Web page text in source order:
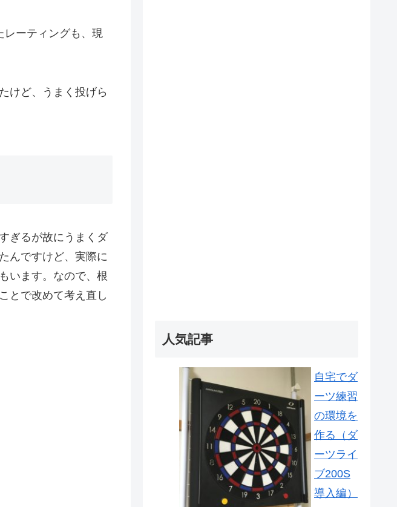
レーティングも、現
けど、うまく投げら
ぎるが故にうまくダ
んですけど、実際に
います。なので、根
とで改めて考え直し
人気記事
自宅でダ
ーツ練習
の環境を
作る（ダ
ーツライ
ブ200S
導入編）